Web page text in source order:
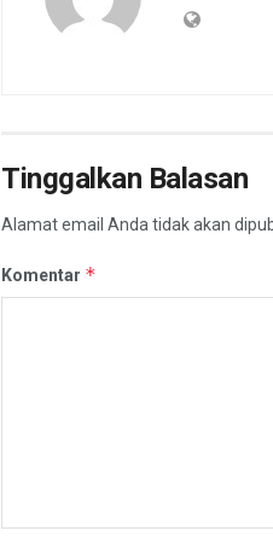
Tinggalkan Balasan
Alamat email Anda tidak akan
Komentar *